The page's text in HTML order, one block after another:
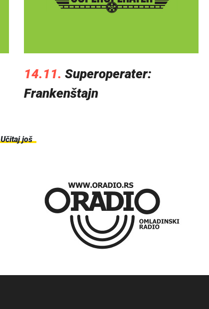
14.11. Superoperater:
Frankenštajn
Učitaj još